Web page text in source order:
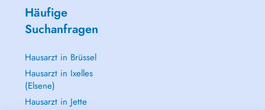
Häufige
Suchanfragen
Hausarzt in Brüssel
Hausarzt in Ixelles
(Elsene)
Hausarzt in Jette